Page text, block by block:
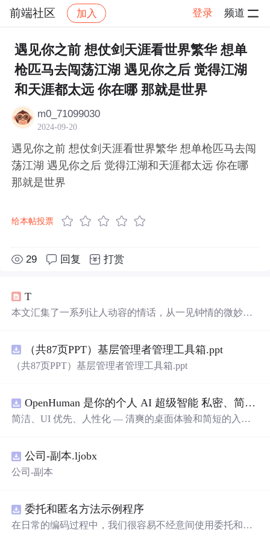
前端社区 加入 登录 频道
社区 前端社区 感慨 帖子详情
遇见你之前 想仗剑天涯看世界繁华 想单
枪匹马去闯荡江湖 遇见你之后 觉得江湖
和天涯都太远 你在哪 那就是世界
m0_71099030
2024-09-20
遇见你之前 想仗剑天涯看世界繁华 想单枪匹马去闯
荡江湖 遇见你之后 觉得江湖和天涯都太远 你在哪
那就是世界
给本帖投票
29 回复 打赏
T
本文汇集了一系列让人动容的情话，从一见钟情的微妙到
都能触动人心。
（共87页PPT）基层管理者管理工具箱.ppt
（共87页PPT）基层管理者管理工具箱.ppt
OpenHuman 是你的个人 AI 超级智能 私密、简洁、极其强大
简洁、UI 优先、人性化 — 清爽的桌面体验和简短的入门
吉祥物，会说话、能感知周围环境、可作为真实参与者加
入你的 Google Meet 会议、跨周记住你，即使你停止输入
公司-副本.ljobx
公司-副本
委托和匿名方法示例程序
在日常的编码过程中，我们很容易不经意间使用委托和匿